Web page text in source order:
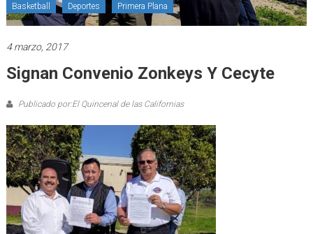
Basketball Deportes Primera Plana
4 marzo, 2017
Signan Convenio Zonkeys Y Cecyte
Publicado por:El Quincenal de las Californias